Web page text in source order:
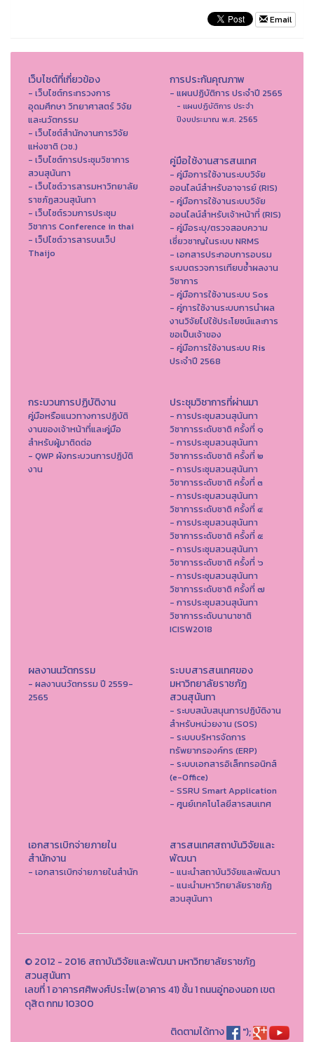
Email
เว็บไซต์ที่เกี่ยวข้อง
- เว็บไซต์กระทรวงการ
อุดมศึกษา วิทยาศาสตร์ วิจัย
และนวัตกรรม
- เว็บไซต์สำนักงานการวิจัย
แห่งชาติ (วช.)
- เว็บไซต์การประชุมวิชาการ
สวนสุนันทา
- เว็บไซต์วารสารมหาวิทยาลัย
ราชภัฏสวนสุนันทา
- เว็บไซต์รวมการประชุม
วิชาการ Conference in thai
- เว็ปไซต์วารสารบนเว็ป
Thaijo
การประกันคุณภาพ
- แผนปฏิบัติการ ประจำปี 2565
- แผนปฏิบัติการ ประจำ
ปีงบประมาณ พ.ศ. 2565
คู่มือใช้งานสารสนเทศ
- คู่มือการใช้งานระบบวิจัย
ออนไลน์สำหรับอาจารย์ (RIS)
- คู่มือการใช้งานระบบวิจัย
ออนไลน์สำหรับเจ้าหน้าที่ (RIS)
- คู่มือระบุ/ตรวจสอบความ
เชี่ยวชาญในระบบ NRMS
- เอกสารประกอบการอบรม
ระบบตรวจการเทียบซ้ำผลงาน
วิชาการ
- คู่มือการใช้งานระบบ Sos
- คู่การใช้งานระบบการนำผล
งานวิจัยไปใช้ประโยชน์และการ
ขอเป็นเจ้าของ
- คู่มือการใช้งานระบบ Ris
ประจำปี 2568
กระบวนการปฏิบัติงาน
คู่มือหรือแนวทางการปฏิบัติ
งานของเจ้าหน้าที่และคู่มือ
สำหรับผู้มาติดต่อ
- QWP ผังกระบวนการปฏิบัติ
งาน
ประชุมวิชาการที่ผ่านมา
- การประชุมสวนสุนันทา
วิชาการระดับชาติ ครั้งที่ ๑
- การประชุมสวนสุนันทา
วิชาการระดับชาติ ครั้งที่ ๒
- การประชุมสวนสุนันทา
วิชาการระดับชาติ ครั้งที่ ๓
- การประชุมสวนสุนันทา
วิชาการระดับชาติ ครั้งที่ ๔
- การประชุมสวนสุนันทา
วิชาการระดับชาติ ครั้งที่ ๕
- การประชุมสวนสุนันทา
วิชาการระดับชาติ ครั้งที่ ๖
- การประชุมสวนสุนันทา
วิชาการระดับชาติ ครั้งที่ ๗
- การประชุมสวนสุนันทา
วิชาการระดับนานาชาติ
ICISW2018
ผลงานนวัตกรรม
- ผลงานนวัตกรรม ปี 2559-
2565
ระบบสารสนเทศของ
มหาวิทยาลัยราชภัฏ
สวนสุนันทา
- ระบบสนับสนุนการปฏิบัติงาน
สำหรับหน่วยงาน (SOS)
- ระบบบริหารจัดการ
ทรัพยากรองค์กร (ERP)
- ระบบเอกสารอิเล็กทรอนิกส์
(e-Office)
- SSRU Smart Application
- ศูนย์เทคโนโลยีสารสนเทศ
เอกสารเบิกจ่ายภายใน
สำนักงาน
- เอกสารเบิกจ่ายภายในสำนัก
สารสนเทศสถาบันวิจัยและ
พัฒนา
- แนะนำสถาบันวิจัยและพัฒนา
- แนะนำมหาวิทยาลัยราชภัฏ
สวนสุนันทา
© 2012 - 2016 สถาบันวิจัยและพัฒนา มหาวิทยาลัยราชภัฏ
สวนสุนันทา
เลขที่ 1 อาคารศศิพงศ์ประไพ(อาคาร 41) ชั้น 1 ถนนอู่ทองนอก เขต
ดุสิต กทม 10300
ติดตามได้ทาง
");